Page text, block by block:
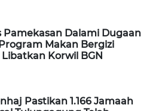
Pamekasan Dalami Dugaan
Makan Bergizi
Libatkan Korwil BGN
Pastikan 1.166 Jamaah